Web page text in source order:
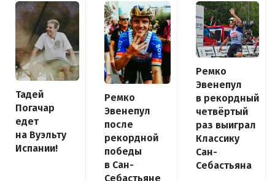
Тадей
Погачар
едет
на Вуэльту
Испании!
Ремко
Эвенепул
после
рекордной
победы
в Сан-
Себастьяне
Ремко
Эвенепул
в рекордный
четвёртый
раз выиграл
Классику
Сан-
Себастьяна